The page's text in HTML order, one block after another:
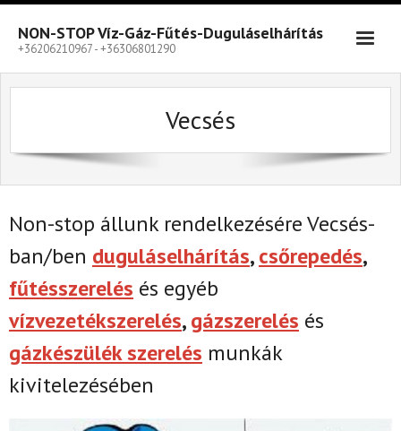
Skip
content
NON-STOP Víz-Gáz-Fűtés-Duguláselhárítás
+36206210967 - +36306801290
Vecsés
Non-stop állunk rendelkezésére Vecsés-
ban/ben duguláselhárítás,csőrepedés,
fűtésszerelés és egyéb
vízvezetékszerelés,gázszerelés és
gázkészülék szerelés munkák
kivitelezésében